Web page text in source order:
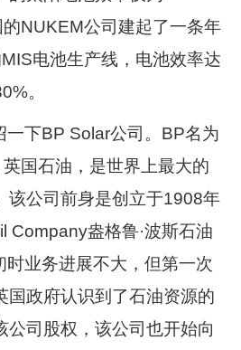
NUKEM公司建起了一条年
电池生产线，电池效率达
。
一下BP Solar公司。BP名为
国石油，是世界上最大的
该公司前身是创立于1908年
Company盎格鲁·波斯石油
业务进展不大，但第一次
国政府认识到了石油资源的
公司股权，该公司也开始向